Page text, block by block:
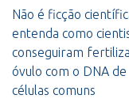
Não é ficção
entenda como
conseguiram
óvulo com o DNA de
células comuns